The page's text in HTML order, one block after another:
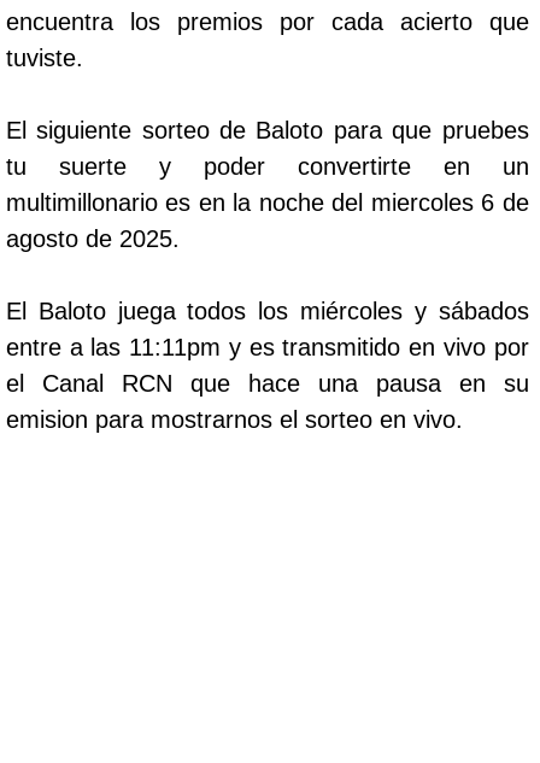
encuentra los premios por cada acierto que
tuviste.
El siguiente sorteo de Baloto para que pruebes
tu suerte y poder convertirte en un
multimillonario es en la noche del miercoles 6 de
agosto de 2025.
El Baloto juega todos los miércoles y sábados
entre a las 11:11pm y es transmitido en vivo por
el Canal RCN que hace una pausa en su
emision para mostrarnos el sorteo en vivo.